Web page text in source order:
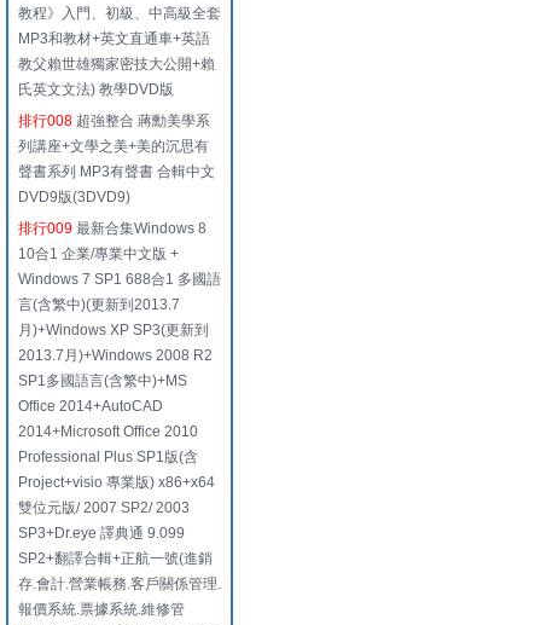
教程》入門、初級、中高級全套
MP3和教材+英文直通車+英語
教父賴世雄獨家密技大公開+賴
氏英文文法) 教學DVD版
排行008 超強整合 蔣勳美學系
列講座+文學之美+美的沉思有
聲書系列 MP3有聲書 合輯中文
DVD9版(3DVD9)
排行009 最新合集Windows 8
10合1 企業/專業中文版 +
Windows 7 SP1 688合1 多國語
言(含繁中)(更新到2013.7
月)+Windows XP SP3(更新到
2013.7月)+Windows 2008 R2
SP1多國語言(含繁中)+MS
Office 2014+AutoCAD
2014+Microsoft Office 2010
Professional Plus SP1版(含
Project+visio 專業版) x86+x64
雙位元版/ 2007 SP2/ 2003
SP3+Dr.eye 譯典通 9.099
SP2+翻譯合輯+正航一號(進銷
存.會計.營業帳務.客戶關係管理.
報價系統.票據系統.維修管